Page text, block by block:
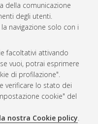
della comunicazione
degli utenti.
navigazione solo con i
facoltativi attivando
vuoi, potrai esprimere
di profilazione".
verificare lo stato dei
cookie" del
nostra Cookie policy.